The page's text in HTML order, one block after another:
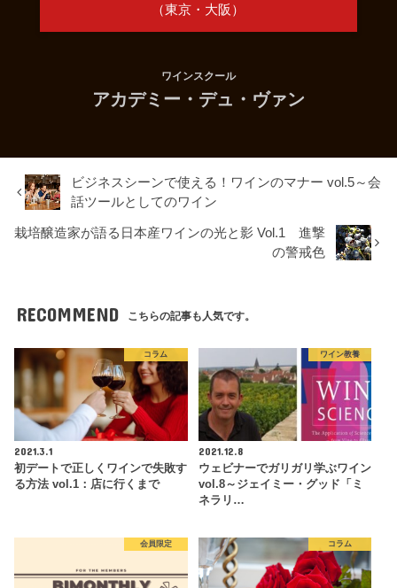
（東京・大阪）
ワインスクール
アカデミー・デュ・ヴァン
ビジネスシーンで使える！ワインのマナー vol.5～会
話ツールとしてのワイン
栽培醸造家が語る日本産ワインの光と影 Vol.1 進撃
の警戒色
RECOMMEND こちらの記事も人気です。
コラム
2021.3.1
初デートで正しくワインで失敗す
る方法 vol.1：店に行くまで
ワイン教養
2021.12.8
ウェビナーでガリガリ学ぶワイン
vol.8～ジェイミー・グッド「ミ
ネラリ…
会員限定 コラム